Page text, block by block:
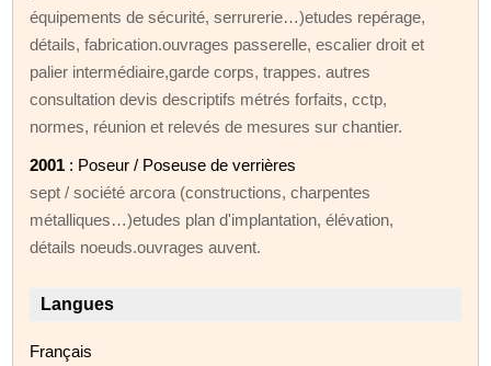
équipements de sécurité, serrurerie…)etudes repérage,
détails, fabrication.ouvrages passerelle, escalier droit et
palier intermédiaire,garde corps, trappes. autres
consultation devis descriptifs métrés forfaits, cctp,
normes, réunion et relevés de mesures sur chantier.
2001 : Poseur / Poseuse de verrières
sept / société arcora (constructions, charpentes
métalliques…)etudes plan d'implantation, élévation,
détails noeuds.ouvrages auvent.
Langues
Français